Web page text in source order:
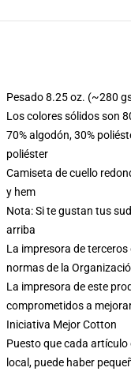
Pesado 8.25 oz. (~280
Los colores sólidos son
70% algodón, 30%
poliéster
Camiseta de cuello
y hem
Nota: Si te gustan tus
arriba
La impresora de
normas de la
La impresora de este
comprometidos a
Iniciativa Mejor Cotton
Puesto que cada
local, puede haber